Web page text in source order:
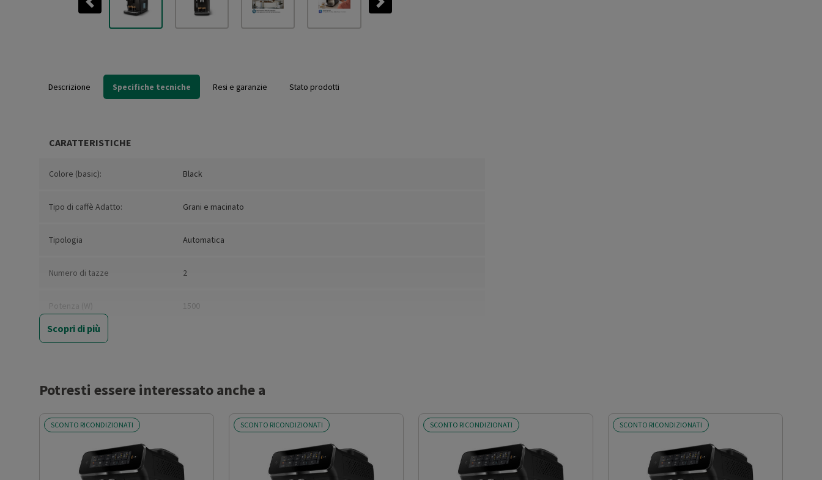
Previous Next
Descrizione Specifiche tecniche Resi e garanzie Stato prodotti
CARATTERISTICHE
Colore (basic): Black
Tipo di caffè Adatto: Grani e macinato
Tipologia Automatica
Numero di tazze 2
Potenza (W) 1500
Regolazione intensità caffè Sì
Scopri di più
Potresti essere interessato anche a
SCONTO RICONDIZIONATI SCONTO RICONDIZIONATI SCONTO RICONDIZIONATI SCONTO RICONDIZIONATI